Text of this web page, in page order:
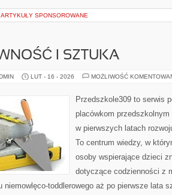
ARTYKUŁY SPONSOROWANE
I SZTUKA
LUT - 16 - 2026 MOŻLIWOŚĆ
Przedszkole309 to serwis
placówkom
w pierwszych latach
To centrum wiedzy, w
osoby wspierające dzieci
dotyczące codzienności z
niemowlęco-toddlerowego aż po pierwsze lata